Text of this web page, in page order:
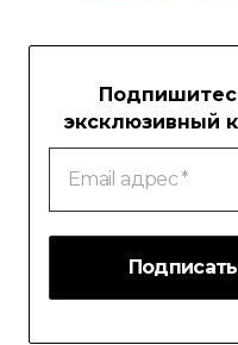
эксклюзивный
Email
адрес